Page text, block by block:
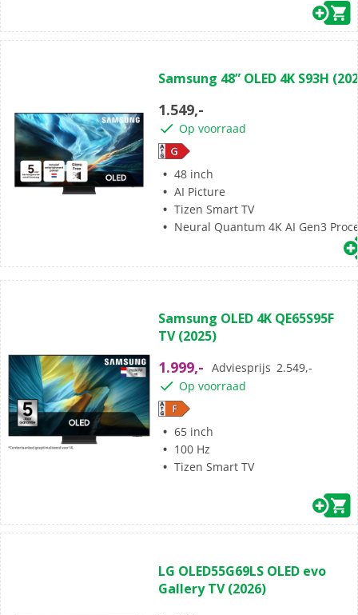
van
5
sterren.
Samsung 48” OLED 4K S93H
1.549,-
Op voorraad
48 inch
AI Picture
Tizen Smart TV
Neural Quantum 4K AI Gen3
van
de
sterren.
1178
beoordelingen
Samsung OLED 4K QE65S95F
TV (2025)
1.999,- Adviesprijs 2.549,-
Op voorraad
65 inch
100 Hz
Tizen Smart TV
van
de
LG OLED55G69LS OLED evo
Gallery TV (2026)